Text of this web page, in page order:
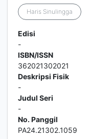
Haris Sinulingga
Edisi
-
ISBN/ISSN
362021302021
Deskripsi Fisik
-
Judul Seri
-
No. Panggil
PA24.21302.1059